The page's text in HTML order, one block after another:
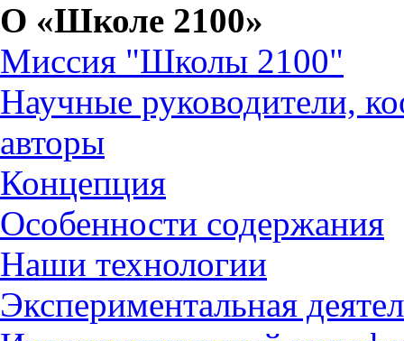
О «Школе 2100»
Миссия "Школы 2100"
Научные руководители,
авторы
Концепция
Особенности содержания
Наши технологии
Экспериментальная